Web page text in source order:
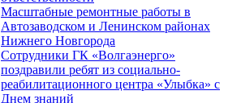
Масштабные ремонтные работы в
Автозаводском и Ленинском районах
Нижнего Новгорода
Сотрудники ГК «Волгаэнерго»
поздравили ребят из социально-
реабилитационного центра «Улыбка» с
Днем знаний